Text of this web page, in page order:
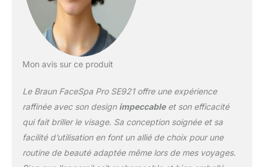
fois et recommandé par
Skin Health Alliance
Mon avis sur ce produit
Le Braun FaceSpa Pro SE921 offre une expérience
raffinée avec son design impeccableet son efficacité
qui fait briller le visage. Sa conception soignée et sa
facilité d’utilisation en font un allié de choix pour une
routine de beauté adaptée même lors de mes voyages.